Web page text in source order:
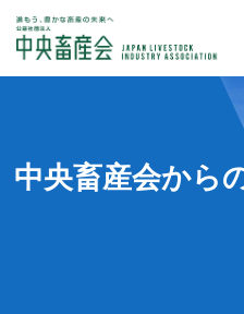
中央畜産会から